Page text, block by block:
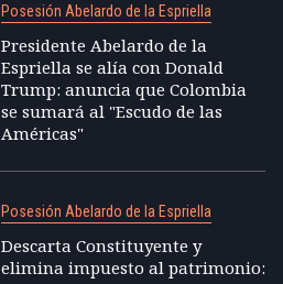
Posesión Abelardo de la Espriella
Presidente Abelardo de la
Espriella se alía con Donald
Trump: anuncia que Colombia
se sumará al "Escudo de las
Américas"
Posesión Abelardo de la Espriella
Descarta Constituyente y
elimina impuesto al patrimonio: